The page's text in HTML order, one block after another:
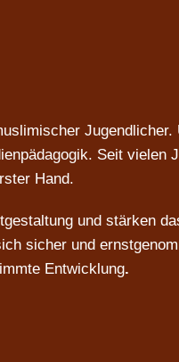
Seit vielen
Hand.
und stärken
sicher und
Entwicklung.